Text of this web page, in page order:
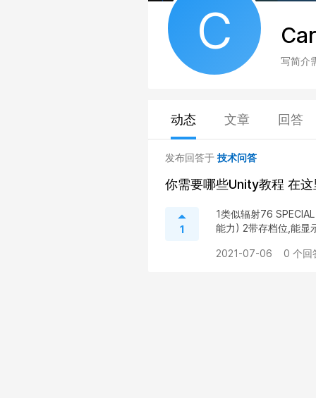
C
写简介
动态 文章 回答
发布回答于 技术问答
你需要哪些Unity教程 在
1
1类似辐射76
能力) 2带存档位,能显
2021-07-06 0 个回